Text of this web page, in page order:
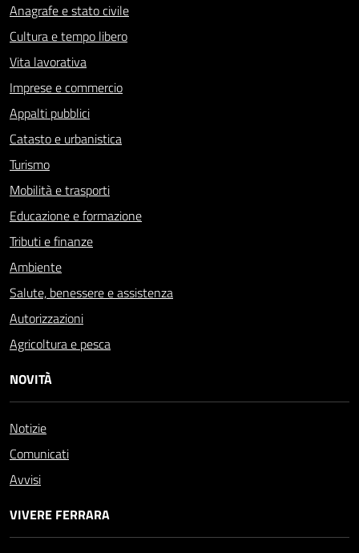
Anagrafe e stato civile
Cultura e tempo libero
Vita lavorativa
Imprese e commercio
Appalti pubblici
Catasto e urbanistica
Turismo
Mobilità e trasporti
Educazione e formazione
Tributi e finanze
Ambiente
Salute, benessere e assistenza
Autorizzazioni
Agricoltura e pesca
NOVITÀ
Notizie
Comunicati
Avvisi
VIVERE FERRARA